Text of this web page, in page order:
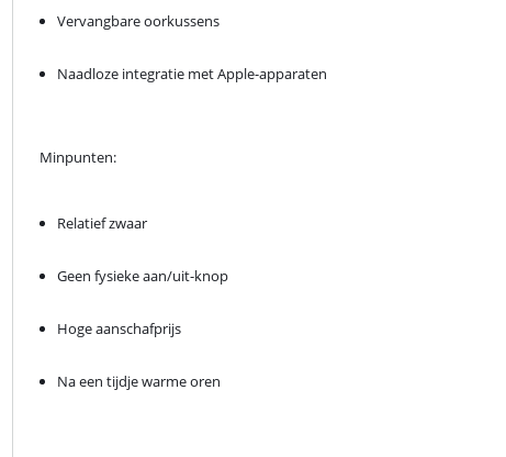
Vervangbare oorkussens
Naadloze integratie met Apple-apparaten
Minpunten:
Relatief zwaar
Geen fysieke aan/uit-knop
Hoge aanschafprijs
Na een tijdje warme oren